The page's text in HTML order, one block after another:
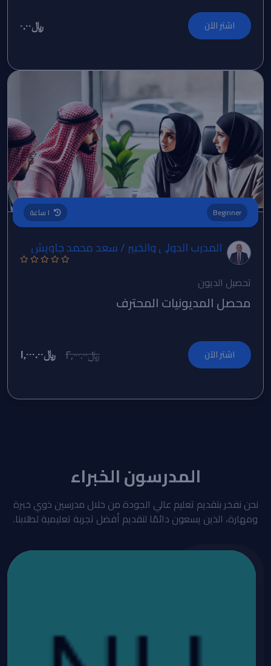
اشتر الآن ﷼٠.٠٠
Beginner
المدرب الدولي والخبير / سعد محمد جاويش
تحصيل الديون
محصل المديونيات المحترف
اشتر الآن ﷼٢,٠٠٠.٠٠ ﷼١,٠٠٠.٠٠
المدرسون الخبراء
نحن نفخر بتقديم تعليم عالي الجودة من خلال مدرسين ذوي خبرة
ومهارة، الذين يسعون دائمًا لتقديم أفضل تجربة تعليمية لطلابنا.